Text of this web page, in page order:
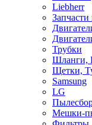
Liebherr
Запчасти
Трубки
Шланги,
Щетки,
Samsung
LG
Мешки-